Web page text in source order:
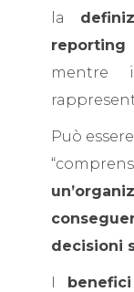
la
mentre
Può
decisioni
I